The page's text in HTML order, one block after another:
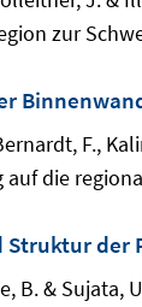
zur
F.,
die
der
B. &